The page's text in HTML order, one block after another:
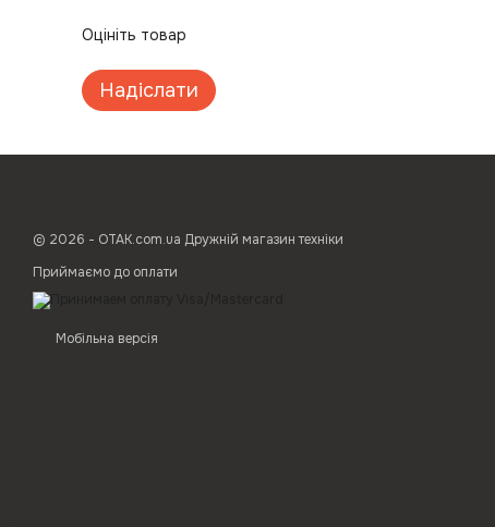
Оцініть товар
Надіслати
© 2026 - ОТАК.com.ua Дружній магазин техніки
Приймаємо до оплати
Мобільна версія